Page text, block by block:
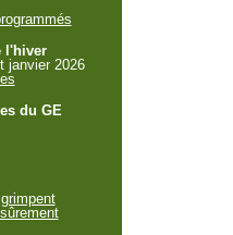
l'hiver
janvier 2026
du GE